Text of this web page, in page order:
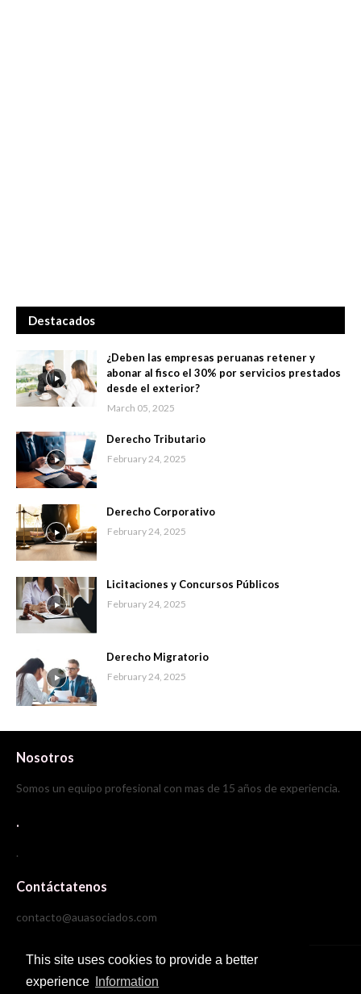
This site uses cookies to provide a better
experience
Information
Destacados
¿Deben las empresas peruanas retener y
abonar al fisco el 30% por servicios prestados
desde el exterior?
March 05, 2025
Derecho Tributario
February 24, 2025
Derecho Corporativo
February 24, 2025
Licitaciones y Concursos Públicos
February 24, 2025
Derecho Migratorio
February 24, 2025
Nosotros
Somos un equipo profesional con mas de 15 años de experiencia.
.
.
Contáctatenos
contacto@auasociados.com
Copyright ©